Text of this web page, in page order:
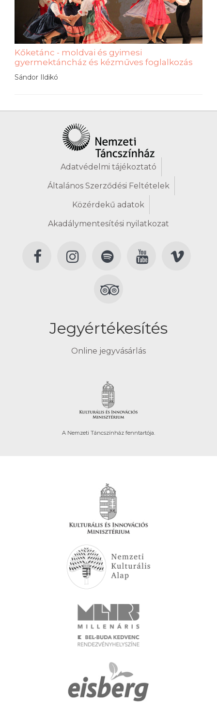
Kőketánc - moldvai és gyimesi
gyermektáncház és kézműves foglalkozás
Sándor Ildikó
Adatvédelmi tájékoztató
Általános Szerződési Feltételek
Közérdekű adatok
Akadálymentesítési nyilatkozat
Jegyértékesítés
Online jegyvásárlás
A Nemzeti Táncszínház fenntartója.